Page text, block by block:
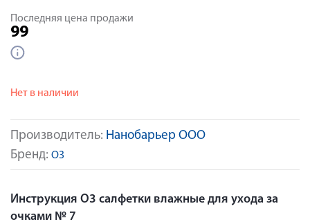
Производитель: Нанобарьер ООО
Бренд: О3
Последняя цена продажи
99
Нет в наличии
Инструкция О3 салфетки влажные для ухода за
очками № 7